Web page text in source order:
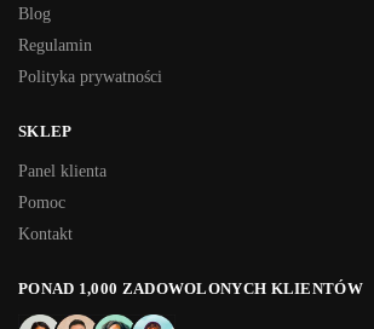
Blog
Regulamin
Polityka prywatności
SKLEP
Panel klienta
Pomoc
Kontakt
PONAD 1,000 ZADOWOLONYCH KLIENTÓW